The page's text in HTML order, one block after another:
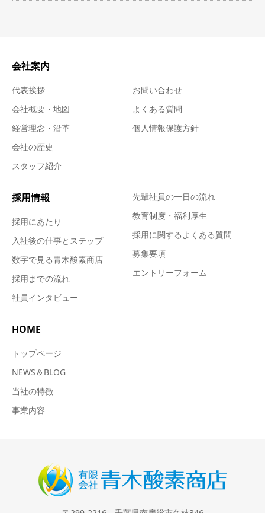
会社案内
代表挨拶
会社概要・地図
経営理念・沿革
会社の歴史
スタッフ紹介
お問い合わせ
よくある質問
個人情報保護方針
採用情報
採用にあたり
入社後の仕事とステップ
数字で見る青木酸素商店
採用までの流れ
社員インタビュー
先輩社員の一日の流れ
教育制度・福利厚生
採用に関するよくある質問
募集要項
エントリーフォーム
HOME
トップページ
NEWS＆BLOG
当社の特徴
事業内容